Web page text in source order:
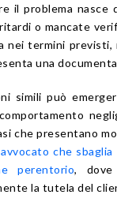
il problema
o mancate
nei termini
una
simili può
che presentano
avvocato che
perentorio, dove
la tutela del